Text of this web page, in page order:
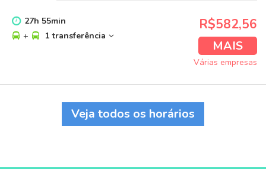
27h 55min
+
1 transferência
R$582,56
MAIS
Várias empresas
Veja todos os horários